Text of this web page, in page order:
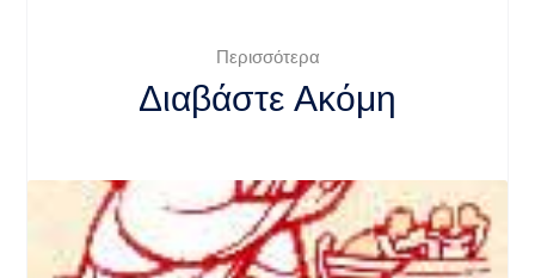
Περισσότερα
Διαβάστε Ακόμη